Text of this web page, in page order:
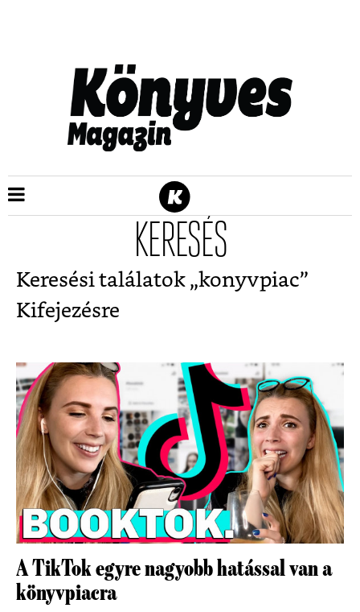
KERESÉS
Keresési találatok „konyvpiac”
Kifejezésre
A TikTok egyre nagyobb hatással van a
könyvpiacra